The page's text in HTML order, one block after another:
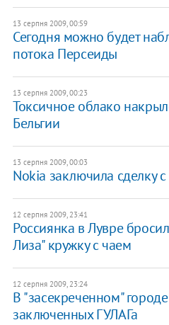
13 серпня 2009, 00:59
Сегодня можно будет
потока Персеиды
13 серпня 2009, 00:23
Токсичное облако
Бельгии
13 серпня 2009, 00:03
Nokia заключила сделку
12 серпня 2009, 23:41
Россиянка в Лувре
Лиза" кружку с чаем
12 серпня 2009, 23:24
В "засекреченном"
заключенных ГУЛАГа